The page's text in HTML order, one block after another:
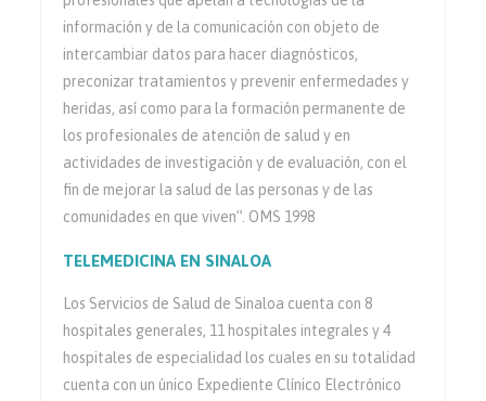
información y de la comunicación con objeto de
intercambiar datos para hacer diagnósticos,
preconizar tratamientos y prevenir enfermedades y
heridas, así como para la formación permanente de
los profesionales de atención de salud y en
actividades de investigación y de evaluación, con el
fin de mejorar la salud de las personas y de las
comunidades en que viven”. OMS 1998
TELEMEDICINA EN SINALOA
Los Servicios de Salud de Sinaloa cuenta con 8
hospitales generales, 11 hospitales integrales y 4
hospitales de especialidad los cuales en su totalidad
cuenta con un único Expediente Clínico Electrónico